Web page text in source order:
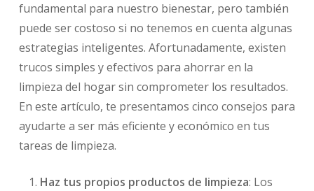
fundamental para nuestro bienestar, pero también
puede ser costoso si no tenemos en cuenta algunas
estrategias inteligentes. Afortunadamente, existen
trucos simples y efectivos para ahorrar en la
limpieza del hogar sin comprometer los resultados.
En este artículo, te presentamos cinco consejos para
ayudarte a ser más eficiente y económico en tus
tareas de limpieza.
Haz tus propios productos de limpieza: Los